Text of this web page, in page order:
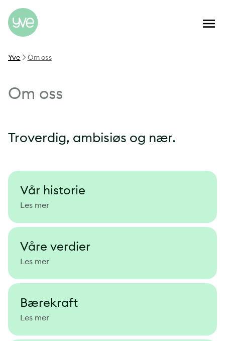
Yve Om oss
Om oss
Troverdig, ambisiøs og nær.
Vår historie
Les mer
Våre verdier
Les mer
Bærekraft
Les mer